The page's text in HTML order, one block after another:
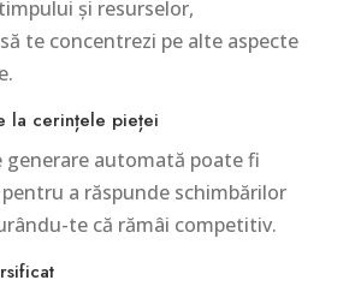
și resurselor,
te concentrezi pe alte aspecte
la cerințele pieței
generare automată poate fi
a răspunde schimbărilor
te că rămâi competitiv.